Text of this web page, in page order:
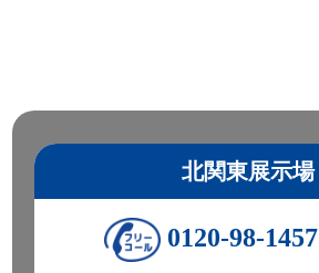
北関東展示場
0120-98-1457